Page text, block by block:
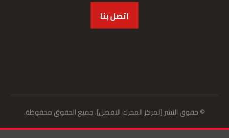
اتصل بنا
© حقوق النشر [لمركز المحرك الافضل]. جميع الحقوق محفوظة.